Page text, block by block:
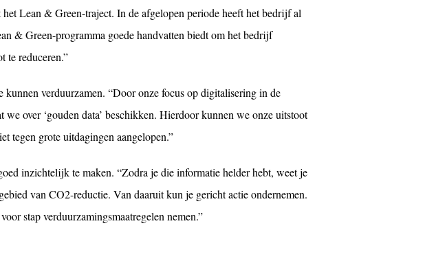
Lean & Green-traject. In de afgelopen periode heeft het bedrijf al
& Green-programma goede handvatten biedt om het bedrijf
te reduceren.”
verduurzamen. “Door onze focus op digitalisering in de
over ‘gouden data’ beschikken. Hierdoor kunnen we onze uitstoot
tegen grote uitdagingen aangelopen.”
inzichtelijk te maken. “Zodra je die informatie helder hebt, weet je
van CO2-reductie. Van daaruit kun je gericht actie ondernemen.
stap verduurzamingsmaatregelen nemen.”